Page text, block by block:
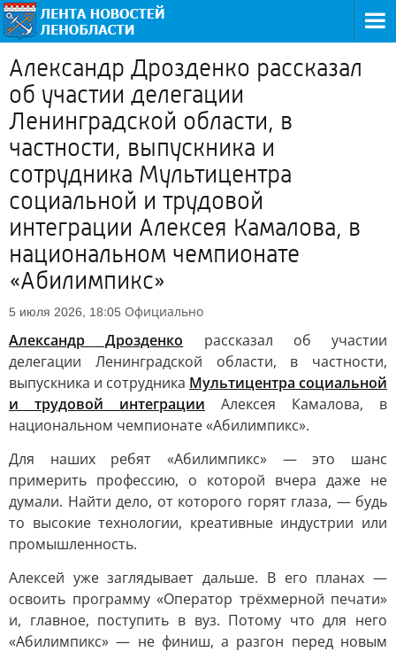
Александр Дрозденко рассказал
об участии делегации
Ленинградской области, в
частности, выпускника и
сотрудника Мультицентра
социальной и трудовой
интеграции Алексея Камалова, в
национальном чемпионате
«Абилимпикс»
5 июля 2026, 18:05 Официально
Александр Дрозденко рассказал об участии
делегации Ленинградской области, в частности,
выпускника и сотрудника Мультицентра социальной
и трудовой интеграции Алексея Камалова, в
национальном чемпионате «Абилимпикс».
Для наших ребят «Абилимпикс» — это шанс
примерить профессию, о которой вчера даже не
думали. Найти дело, от которого горят глаза, — будь
то высокие технологии, креативные индустрии или
промышленность.
Алексей уже заглядывает дальше. В его планах —
освоить программу «Оператор трёхмерной печати»
и, главное, поступить в вуз. Потому что для него
«Абилимпикс» — не финиш, а разгон перед новым